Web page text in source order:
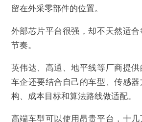
留在外采零部件的位置。
外部芯片平台很强，却不天然适
节奏。
英伟达、高通、地平线等厂商提供
车企还要结合自己的车型、传感
构、成本目标和算法路线做适配。
高端车型可以使用昂贵平台，十